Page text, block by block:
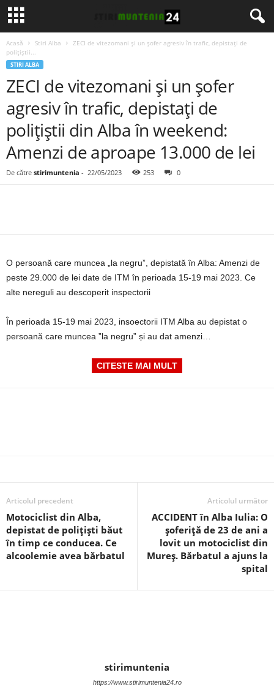
Acasă Stiri Alba
ZECI de vitezomani și un șofer agresiv în trafic, depistați de
polițiștii...
STIRI ALBA
ZECI de vitezomani și un șofer
agresiv în trafic, depistați de
polițiștii din Alba în weekend:
Amenzi de aproape 13.000 de lei
De către stirimuntenia - 22/05/2023 253 0
O persoană care muncea „la negru”, depistată în Alba: Amenzi de
peste 29.000 de lei date de ITM în perioada 15-19 mai 2023. Ce
alte nereguli au descoperit inspectorii
În perioada 15-19 mai 2023, insoectorii ITM Alba au depistat o
persoană care muncea ”la negru” și au dat amenzi…
CITESTE MAI MULT
Articolul precedent
Motociclist din Alba,
depistat de polițiști băut
în timp ce conducea. Ce
alcoolemie avea bărbatul
Articolul următor
ACCIDENT în Alba Iulia: O
șoferiță de 23 de ani a
lovit un motociclist din
Mureș. Bărbatul a ajuns la
spital
stirimuntenia
https://www.stirimuntenia24.ro